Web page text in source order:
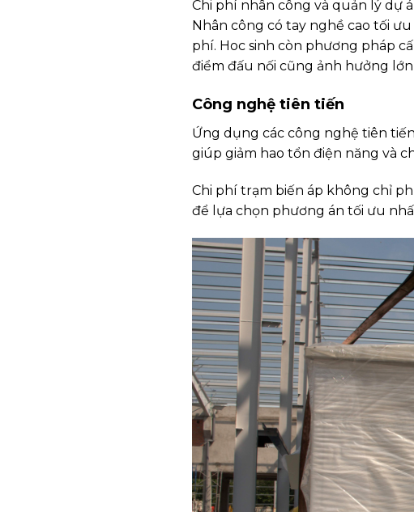
Chi phí nhân công và quản lý dự
Nhân công có tay nghề cao tối
phí. Hoc sinh còn phương pháp
điểm đấu nối cũng ảnh hưởng
Công nghệ tiên tiến
Ứng dụng các công nghệ tiên
giúp giảm hao tổn điện năng và
Chi phí trạm biến áp không chỉ
để lựa chọn phương án tối ưu